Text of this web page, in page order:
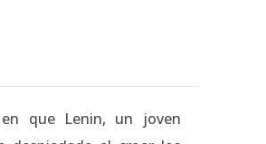
que Lenin, un joven